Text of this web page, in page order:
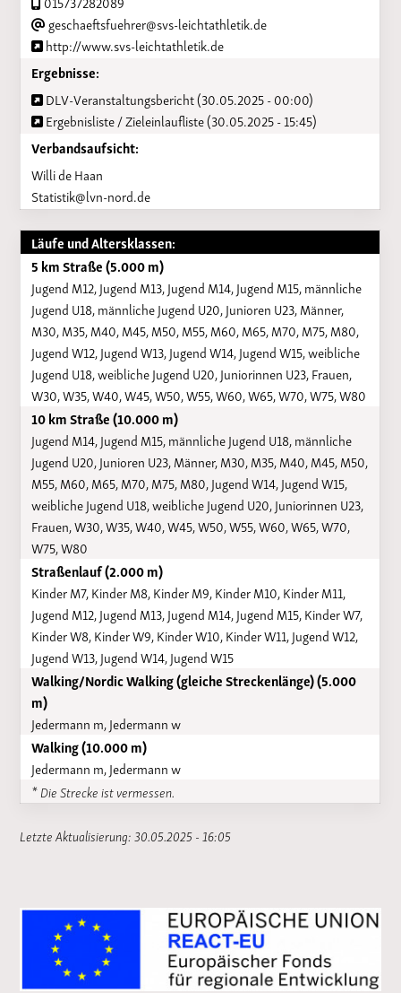
geschaeftsfuehrer@svs-leichtathletik.de
http://www.svs-leichtathletik.de
Ergebnisse:
DLV-Veranstaltungsbericht (30.05.2025 - 00:00)
Ergebnisliste / Zieleinlaufliste (30.05.2025 - 15:45)
Verbandsaufsicht:
Willi de Haan
Statistik@lvn-nord.de
Läufe und Altersklassen:
5 km Straße (5.000 m)
Jugend M12, Jugend M13, Jugend M14, Jugend M15, männliche
Jugend U18, männliche Jugend U20, Junioren U23, Männer,
M30, M35, M40, M45, M50, M55, M60, M65, M70, M75, M80,
Jugend W12, Jugend W13, Jugend W14, Jugend W15, weibliche
Jugend U18, weibliche Jugend U20, Juniorinnen U23, Frauen,
W30, W35, W40, W45, W50, W55, W60, W65, W70, W75, W80
10 km Straße (10.000 m)
Jugend M14, Jugend M15, männliche Jugend U18, männliche
Jugend U20, Junioren U23, Männer, M30, M35, M40, M45, M50,
M55, M60, M65, M70, M75, M80, Jugend W14, Jugend W15,
weibliche Jugend U18, weibliche Jugend U20, Juniorinnen U23,
Frauen, W30, W35, W40, W45, W50, W55, W60, W65, W70,
W75, W80
Straßenlauf (2.000 m)
Kinder M7, Kinder M8, Kinder M9, Kinder M10, Kinder M11,
Jugend M12, Jugend M13, Jugend M14, Jugend M15, Kinder W7,
Kinder W8, Kinder W9, Kinder W10, Kinder W11, Jugend W12,
Jugend W13, Jugend W14, Jugend W15
Walking/Nordic Walking (gleiche Streckenlänge) (5.000
m)
Jedermann m, Jedermann w
Walking (10.000 m)
Jedermann m, Jedermann w
* Die Strecke ist vermessen.
Letzte Aktualisierung: 30.05.2025 - 16:05